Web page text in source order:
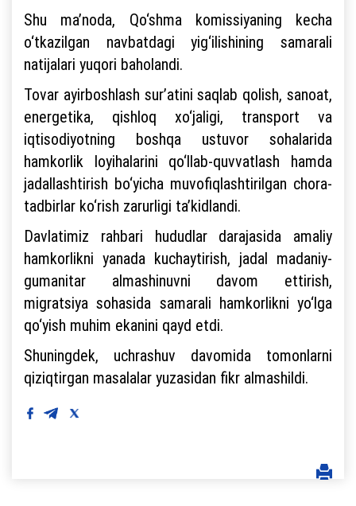
Shu ma’noda, Qo‘shma komissiyaning kecha
o‘tkazilgan navbatdagi yig‘ilishining samarali
natijalari yuqori baholandi.
Tovar ayirboshlash sur’atini saqlab qolish, sanoat,
energetika, qishloq xo‘jaligi, transport va
iqtisodiyotning boshqa ustuvor sohalarida
hamkorlik loyihalarini qo‘llab-quvvatlash hamda
jadallashtirish bo‘yicha muvofiqlashtirilgan chora-
tadbirlar ko‘rish zarurligi ta’kidlandi.
Davlatimiz rahbari hududlar darajasida amaliy
hamkorlikni yanada kuchaytirish, jadal madaniy-
gumanitar almashinuvni davom ettirish,
migratsiya sohasida samarali hamkorlikni yo‘lga
qo‘yish muhim ekanini qayd etdi.
Shuningdek, uchrashuv davomida tomonlarni
qiziqtirgan masalalar yuzasidan fikr almashildi.